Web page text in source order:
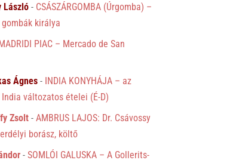
László - CSÁSZÁRGOMBA (Úrgomba) –
királya
PIAC – Mercado de San
Ágnes - INDIA KONYHÁJA – az
változatos ételei (É-D)
Zsolt -AMBRUS LAJOS: Dr. Csávossy
borász, költő
-SOMLÓI GALUSKA – A Gollerits-